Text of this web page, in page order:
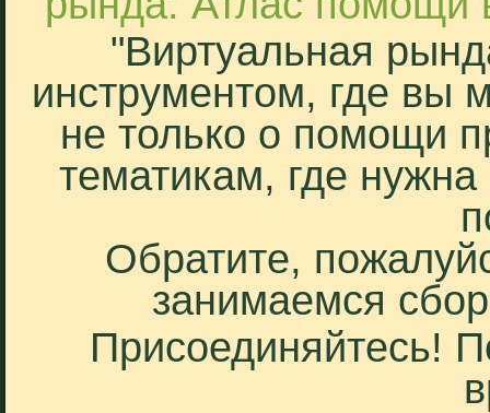
"Виртуальная
инструментом, где вы
не только о помощи
тематикам, где
Обратите,
занимаемся
Присоединяйтесь!